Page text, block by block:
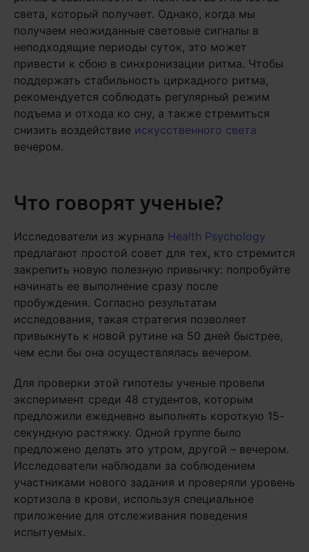
света, который получает. Однако, когда мы
получаем неожиданные световые сигналы в
неподходящие периоды суток, это может
привести к сбою в синхронизации ритма. Чтобы
поддержать стабильность циркадного ритма,
рекомендуется соблюдать регулярный режим
подъема и отхода ко сну, а также стремиться
снизить воздействие искусственного света
вечером.
Что говорят ученые?
Исследователи из журнала Health Psychology
предлагают простой совет для тех, кто стремится
закрепить новую полезную привычку: попробуйте
начинать ее выполнение сразу после
пробуждения. Согласно результатам
исследования, такая стратегия позволяет
привыкнуть к новой рутине на 50 дней быстрее,
чем если бы она осуществлялась вечером.
Для проверки этой гипотезы ученые провели
эксперимент среди 48 студентов, которым
предложили ежедневно выполнять короткую 15-
секундную растяжку. Одной группе было
предложено делать это утром, другой – вечером.
Исследователи наблюдали за соблюдением
участниками нового задания и проверяли уровень
кортизола в крови, используя специальное
приложение для отслеживания поведения
испытуемых.